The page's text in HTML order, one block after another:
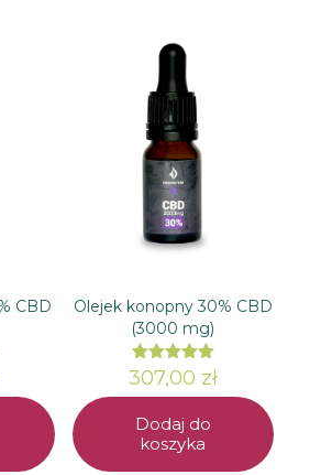
CBD
Olejek konopny 30% CBD
(3000 mg)
Oceniono
5.00
307,00 zł
Dodaj do
koszyka